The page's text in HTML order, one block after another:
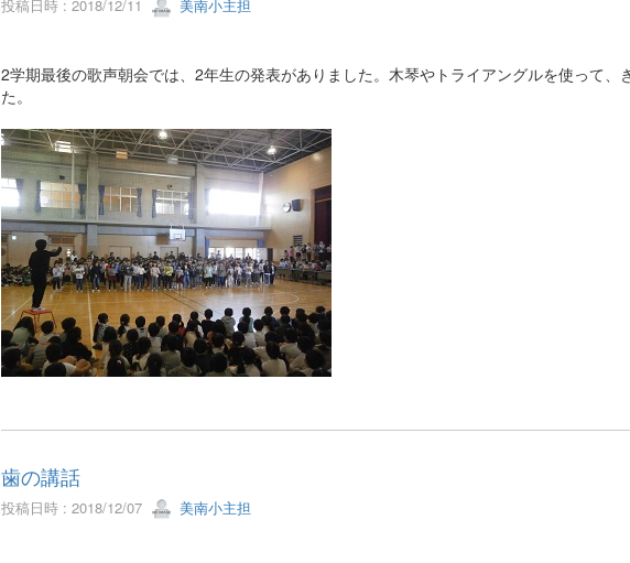
投稿日時 : 2018/12/11 美南小主担
2学期最後の歌声朝会では、2年生の発表がありました。木琴やトライアングルを使って、
た。
歯の講話
投稿日時 : 2018/12/07 美南小主担